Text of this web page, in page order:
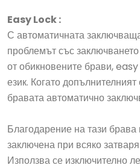
Easy Lock :
С автоматичната
проблемът със
от обикновените брави,
език. Когато
бравата автоматично
Благодарение на тази
заключена при всяко
Използва се изключително